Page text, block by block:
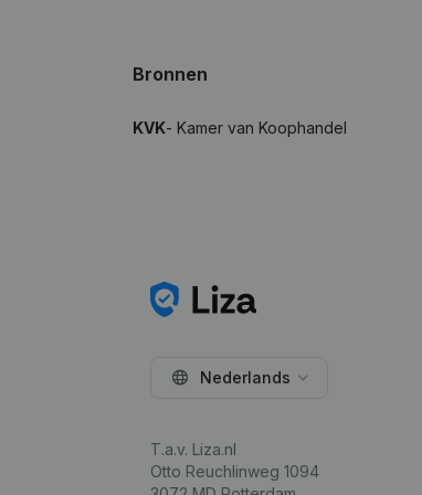
Bronnen
KVK- Kamer van Koophandel
Nederlands
T.a.v. Liza.nl
Otto Reuchlinweg 1094